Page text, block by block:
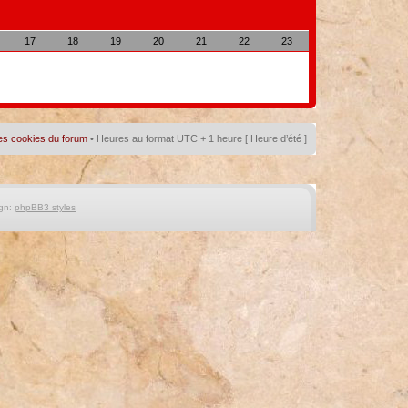
17 18 19 20 21 22 23
cookies du forum • Heures au format UTC + 1 heure [ Heure d’été ]
phpBB3 styles